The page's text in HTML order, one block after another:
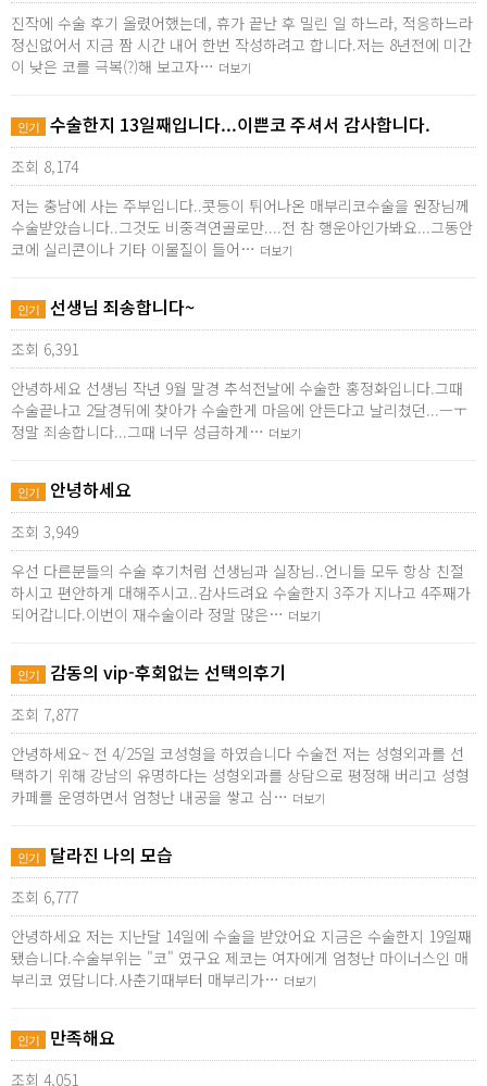
진작에 수술 후기 올렸어했는데, 휴가 끝난 후 밀린 일 하느라, 적응하느라
정신없어서 지금 짬 시간 내어 한번 작성하려고 합니다.저는 8년전에 미간
이 낮은 코를 극복(?)해 보고자… 더보기
인기 수술한지 13일째입니다...이쁜코 주셔서 감사합니다.
조회 8,174
저는 충남에 사는 주부입니다..콧등이 튀어나온 매부리코수술을 원장님께
수술받았습니다..그것도 비중격연골로만....전 참 행운아인가봐요...그동안
코에 실리콘이나 기타 이물질이 들어… 더보기
인기 선생님 죄송합니다~
조회 6,391
안녕하세요 선생님 작년 9월 말경 추석전날에 수술한 홍정화입니다.그때
수술끝나고 2달경뒤에 찾아가 수술한게 마음에 안든다고 날리쳤던...ㅡㅜ
정말 죄송합니다...그때 너무 성급하게… 더보기
인기 안녕하세요
조회 3,949
우선 다른분들의 수술 후기처럼 선생님과 실장님..언니들 모두 항상 친절
하시고 편안하게 대해주시고..감사드려요 수술한지 3주가 지나고 4주째가
되어갑니다.이번이 재수술이라 정말 많은… 더보기
인기 감동의 vip-후회없는 선택의후기
조회 7,877
안녕하세요~ 전 4/25일 코성형을 하였습니다 수술전 저는 성형외과를 선
택하기 위해 강남의 유명하다는 성형외과를 상담으로 평정해 버리고 성형
카페를 운영하면서 엄청난 내공을 쌓고 심… 더보기
인기 달라진 나의 모습
조회 6,777
안녕하세요 저는 지난달 14일에 수술을 받았어요 지금은 수술한지 19일째
됐습니다.수술부위는 "코" 였구요 제코는 여자에게 엄청난 마이너스인 매
부리코 였답니다.사춘기때부터 매부리가… 더보기
인기 만족해요
조회 4,051